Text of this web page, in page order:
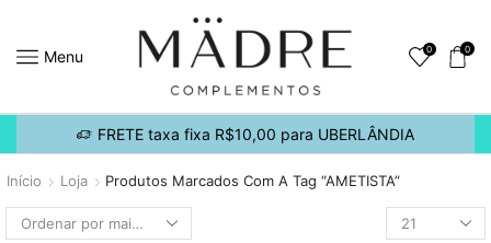
Menu 0 0
FRETE taxa fixa R$10,00 para UBERLÂNDIA
Início Loja Produtos Marcados Com A Tag “AMETISTA”